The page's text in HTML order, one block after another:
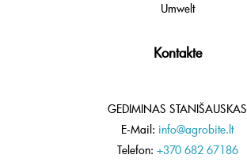
Umwelt
Kontakte
GEDIMINAS STANIŠAUSKAS
E-Mail: info@agrobite.lt
Telefon: +370 682 67186